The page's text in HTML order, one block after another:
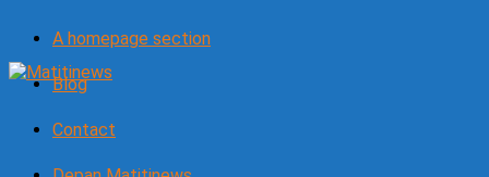
A homepage section
Blog
Contact